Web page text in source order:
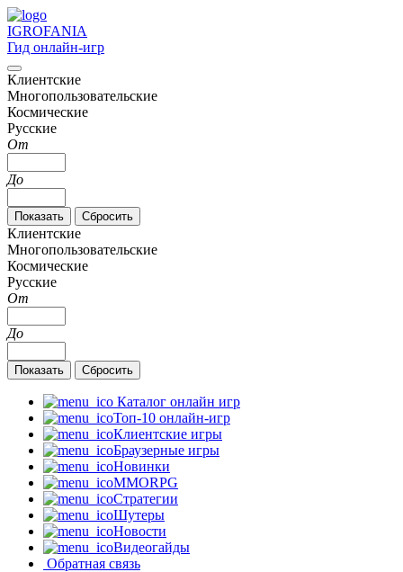
IGROFANIA
Гид онлайн-игр
Клиентские
Многопользовательские
Космические
Русские
От
До
Клиентские
Многопользовательские
Космические
Русские
От
До
Каталог онлайн игр
Топ-10 онлайн-игр
Клиентские игры
Браузерные игры
Новинки
MMORPG
Стратегии
Шутеры
Новости
Видеогайды
Обратная связь